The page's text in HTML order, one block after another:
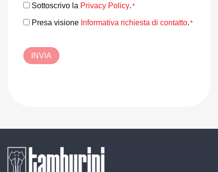
Consenso*
Sottoscrivo la Privacy Policy. *
Consenso*
Presa visione Informativa richiesta di contatto. *
INVIA